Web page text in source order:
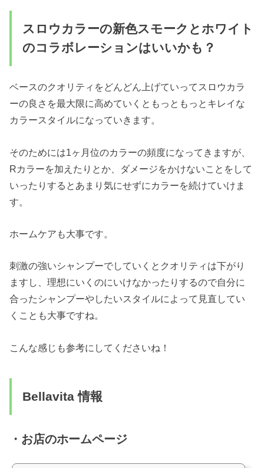
スロウカラーの新色スモークとホワイト
のコラボレーションはいいかも？
ベースのクオリティをどんどん上げていってスロウカラ
ーの良さを最大限に高めていくともっともっとキレイな
カラースタイルになっていきます。
そのためには1ヶ月位のカラーの頻度になってきますが、
Rカラーを加えたりとか、ダメージをかけないことをして
いったりするとあまり気にせずにカラーを続けていけま
す。
ホームケアも大事です。
刺激の強いシャンプーでしていくとクオリティは下がり
ますし、理想にいくのにいけなかったりするので自分に
合ったシャンプーやしたいスタイルによって見直してい
くことも大事ですね。
こんな感じも参考にしてくださいね！
Bellavita 情報
・お店のホームページ